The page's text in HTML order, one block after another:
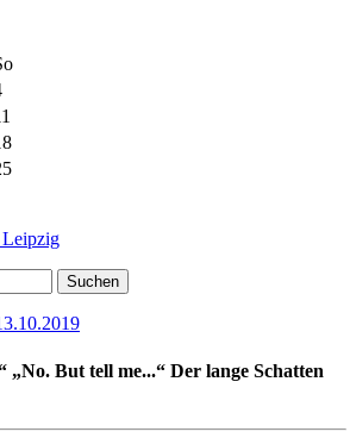
„No. But tell me...“ Der lange Schatten